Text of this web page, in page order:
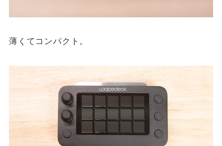
薄くてコンパクト。